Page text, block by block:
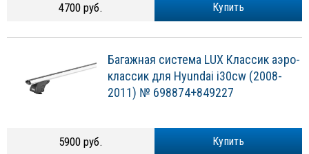
Купить
4700 руб.
Багажная система LUX Классик аэро-
классик для Hyundai i30cw (2008-
2011) № 698874+849227
Купить
5900 руб.